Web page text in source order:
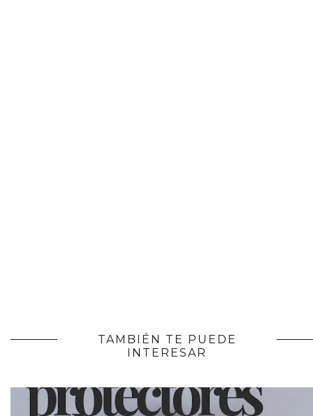
TAMBIÉN TE PUEDE
INTERESAR